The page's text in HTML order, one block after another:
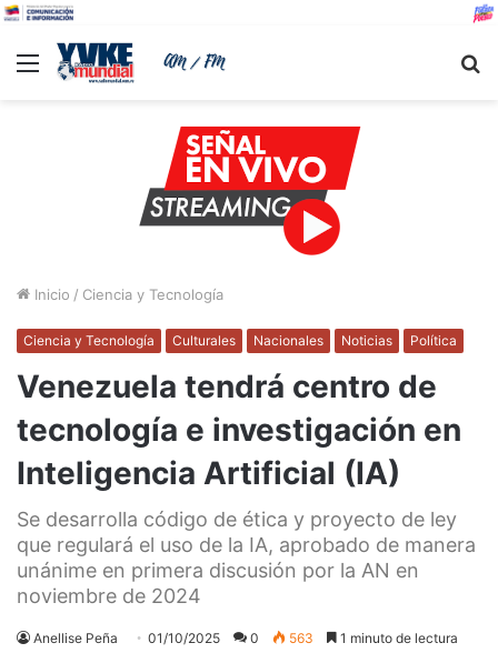
Menu
Inicio / Ciencia y Tecnología
Ciencia y Tecnología Culturales Nacionales Noticias Política
Venezuela tendrá centro de
tecnología e investigación en
Inteligencia Artificial (IA)
Se desarrolla código de ética y proyecto de ley
que regulará el uso de la IA, aprobado de manera
unánime en primera discusión por la AN en
noviembre de 2024
Anellise Peña 01/10/2025 0 563 1 minuto de lectura